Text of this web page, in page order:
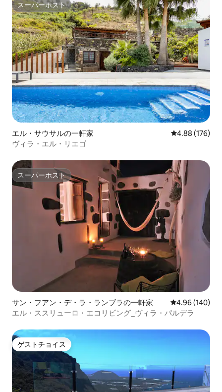
スーパーホスト
スーパーホスト
エル・サウサルの一軒家 レビュー176
4.88 (176)
ヴィラ・エル・リエゴ
スーパーホスト
スーパーホスト
サン・フアン・デ・ラ・ランブラの一軒家 レビュー140
4.96 (140)
エル・ススリューロ・エコリビング_ヴィラ・パルデラ
ゲストチョイス
ゲストチョイス